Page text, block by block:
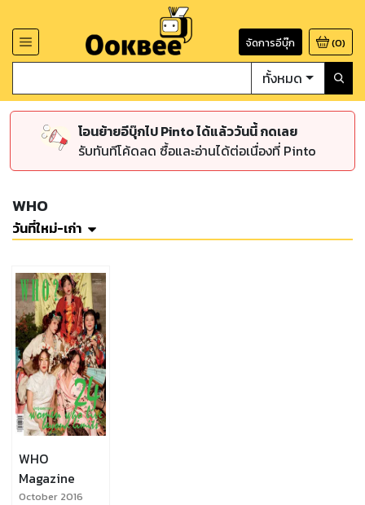
จัดการอีบุ๊ก (0)
ทั้งหมด
โอนย้ายอีบุ๊กไป Pinto ได้แล้ววันนี้ กดเลย
รับทันทีโค้ดลด ซื้อและอ่านได้ต่อเนื่องที่ Pinto
WHO
วันที่ใหม่-เก่า
WHO
Magazine
October 2016